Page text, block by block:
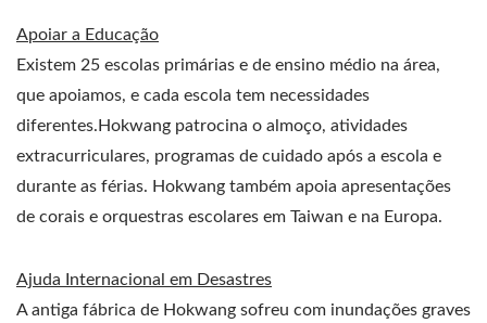
Apoiar a Educação
Existem 25 escolas primárias e de ensino médio na área,
que apoiamos, e cada escola tem necessidades
diferentes.Hokwang patrocina o almoço, atividades
extracurriculares, programas de cuidado após a escola e
durante as férias. Hokwang também apoia apresentações
de corais e orquestras escolares em Taiwan e na Europa.
Ajuda Internacional em Desastres
A antiga fábrica de Hokwang sofreu com inundações graves